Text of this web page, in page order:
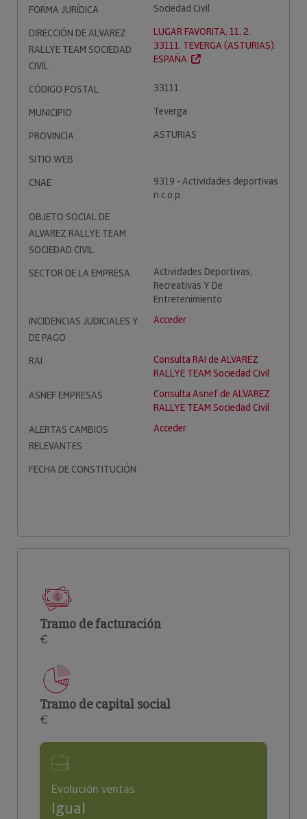
FORMA JURÍDICA
Sociedad Civil
DIRECCIÓN DE ALVAREZ
RALLYE TEAM SOCIEDAD
CIVIL
LUGAR FAVORITA, 11, 2.
33111, TEVERGA (ASTURIAS).
ESPAÑA.
CÓDIGO POSTAL
33111
MUNICIPIO
Teverga
PROVINCIA
ASTURIAS
SITIO WEB
CNAE
9319 - Actividades deportivas
n.c.o.p.
OBJETO SOCIAL DE
ALVAREZ RALLYE TEAM
SOCIEDAD CIVIL
SECTOR DE LA EMPRESA
Actividades Deportivas,
Recreativas Y De
Entretenimiento
INCIDENCIAS JUDICIALES Y
DE PAGO
Acceder
RAI
Consulta RAI de ALVAREZ
RALLYE TEAM Sociedad Civil
ASNEF EMPRESAS
Consulta Asnef de ALVAREZ
RALLYE TEAM Sociedad Civil
ALERTAS CAMBIOS
RELEVANTES
Acceder
FECHA DE CONSTITUCIÓN
Tramo de facturación
€
Tramo de capital social
€
Evolución ventas
Igual